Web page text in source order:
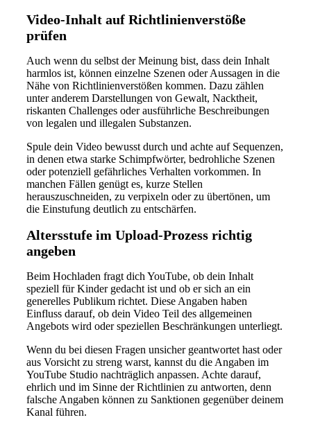
Video-Inhalt auf Richtlinienverstöße
prüfen
Auch wenn du selbst der Meinung bist, dass dein Inhalt
harmlos ist, können einzelne Szenen oder Aussagen in die
Nähe von Richtlinienverstößen kommen. Dazu zählen
unter anderem Darstellungen von Gewalt, Nacktheit,
riskanten Challenges oder ausführliche Beschreibungen
von legalen und illegalen Substanzen.
Spule dein Video bewusst durch und achte auf Sequenzen,
in denen etwa starke Schimpfwörter, bedrohliche Szenen
oder potenziell gefährliches Verhalten vorkommen. In
manchen Fällen genügt es, kurze Stellen
herauszuschneiden, zu verpixeln oder zu übertönen, um
die Einstufung deutlich zu entschärfen.
Altersstufe im Upload-Prozess richtig
angeben
Beim Hochladen fragt dich YouTube, ob dein Inhalt
speziell für Kinder gedacht ist und ob er sich an ein
generelles Publikum richtet. Diese Angaben haben
Einfluss darauf, ob dein Video Teil des allgemeinen
Angebots wird oder speziellen Beschränkungen unterliegt.
Wenn du bei diesen Fragen unsicher geantwortet hast oder
aus Vorsicht zu streng warst, kannst du die Angaben im
YouTube Studio nachträglich anpassen. Achte darauf,
ehrlich und im Sinne der Richtlinien zu antworten, denn
falsche Angaben können zu Sanktionen gegenüber deinem
Kanal führen.